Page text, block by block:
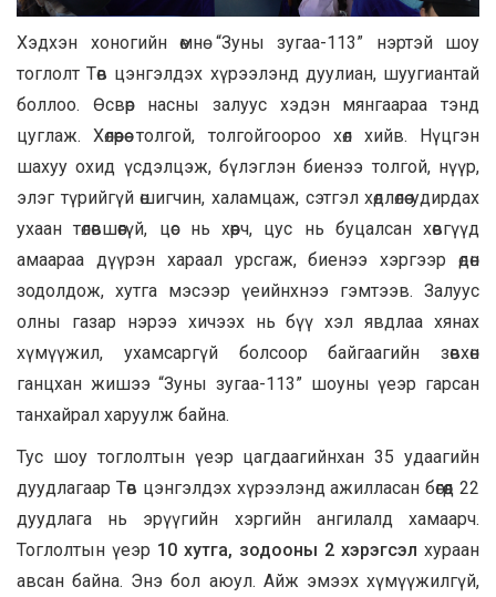
Хэдхэн хоногийн өмнө “Зуны зугаа-113” нэртэй шоу
тоглолт Төв цэнгэлдэх хүрээлэнд дуулиан, шуугиантай
боллоо. Өсвөр насны залуус хэдэн мянгаараа тэнд
цуглаж. Хөлөөрөө толгой, толгойгоороо хөл хийв. Нүцгэн
шахуу охид үсдэлцэж, бүлэглэн биенээ толгой, нүүр,
элэг түрийгүй өшигчин, халамцаж, сэтгэл хөдлөлөө удирдах
ухаан төлөвшөөгүй, цөс нь хөөрч, цус нь буцалсан хөвгүүд
амаараа дүүрэн хараал урсгаж, биенээ хэргээр өдөн
зодолдож, хутга мэсээр үеийнхнээ гэмтээв. Залуус
олны газар нэрээ хичээх нь бүү хэл явдлаа хянах
хүмүүжил, ухамсаргүй болсоор байгаагийн зөвхөн
ганцхан жишээ “Зуны зугаа-113” шоуны үеэр гарсан
танхайрал харуулж байна.
Тус шоу тоглолтын үеэр цагдаагийнхан 35 удаагийн
дуудлагаар Төв цэнгэлдэх хүрээлэнд ажилласан бөгөөд 22
дуудлага нь эрүүгийн хэргийн ангилалд хамаарч.
Тоглолтын үеэр 10 хутга, зодооны 2 хэрэгсэл хураан
авсан байна. Энэ бол аюул. Айж эмээх хүмүүжилгүй,